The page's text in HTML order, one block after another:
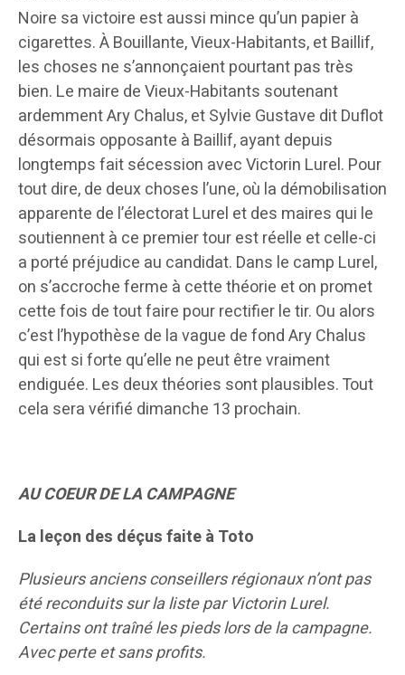
Noire sa victoire est aussi mince qu’un papier à
cigarettes. À Bouillante, Vieux-Habitants, et Baillif,
les choses ne s’annonçaient pourtant pas très
bien. Le maire de Vieux-Habitants soutenant
ardemment Ary Chalus, et Sylvie Gustave dit Duflot
désormais opposante à Baillif, ayant depuis
longtemps fait sécession avec Victorin Lurel. Pour
tout dire, de deux choses l’une, où la démobilisation
apparente de l’électorat Lurel et des maires qui le
soutiennent à ce premier tour est réelle et celle-ci
a porté préjudice au candidat. Dans le camp Lurel,
on s’accroche ferme à cette théorie et on promet
cette fois de tout faire pour rectifier le tir. Ou alors
c’est l’hypothèse de la vague de fond Ary Chalus
qui est si forte qu’elle ne peut être vraiment
endiguée. Les deux théories sont plausibles. Tout
cela sera vérifié dimanche 13 prochain.
AU COEUR DE LA CAMPAGNE
La leçon des déçus faite à Toto
Plusieurs anciens conseillers régionaux n’ont pas
été reconduits sur la liste par Victorin Lurel.
Certains ont traîné les pieds lors de la campagne.
Avec perte et sans profits.